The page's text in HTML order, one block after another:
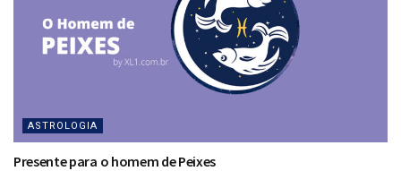
ASTROLOGIA
Presente para o homem de Peixes